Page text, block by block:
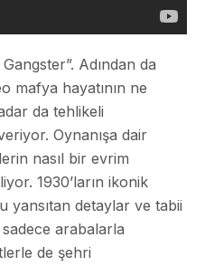
Adından da
mafya hayatının ne
da tehlikeli
Oynanışa dair
nasıl bir evrim
1930’ların ikonik
yansıtan detaylar ve tabii
arabalarla
de şehri